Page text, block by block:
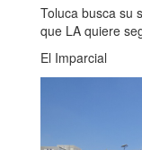
Toluca busca su
que LA quiere
El Imparcial